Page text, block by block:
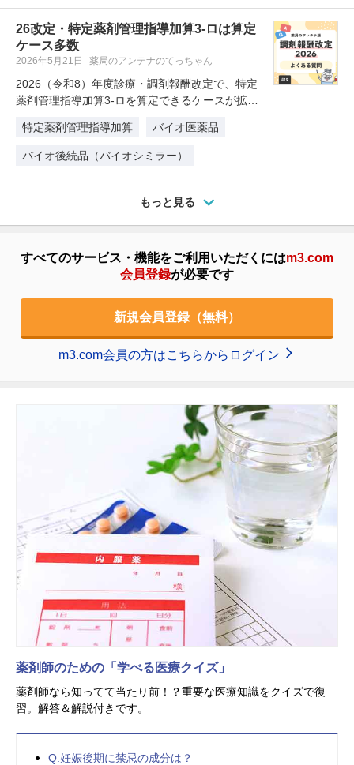
26改定・特定薬剤管理指導加算3-ロは算定
ケース多数
2026年5月21日 薬局のアンテナのてっちゃん
2026（令和8）年度診療・調剤報酬改定で、特定
薬剤管理指導加算3-ロを算定できるケースが拡大
特定薬剤管理指導加算
バイオ医薬品
バイオ後続品（バイオシミラー）
もっと見る
すべてのサービス・機能をご利用いただくにはm3.com
会員登録が必要です
新規会員登録（無料）
m3.com会員の方はこちらからログイン
薬剤師のための「学べる医療クイズ」
薬剤師なら知ってて当たり前！？重要な医療知識をクイズで復
習。解答＆解説付きです。
Q.妊娠後期に禁忌の成分は？